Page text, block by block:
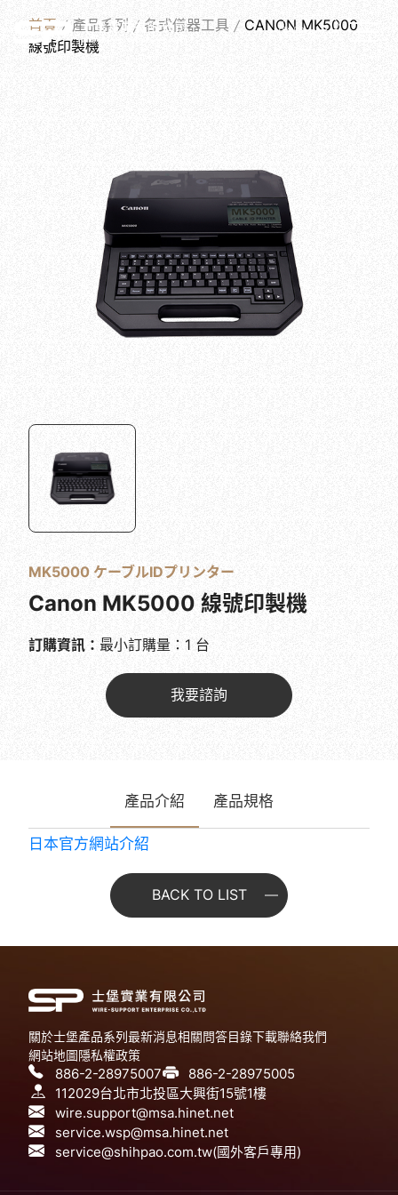
繁體中文
PRODUCTS
首頁 產品系列 各式儀器工具
CANON MK5000
線號印製機
MK5000 ケーブルIDプリンター
Canon MK5000 線號印製機
訂購資訊： 最小訂購量：1 台
我要諮詢
產品介紹 產品規格
日本官方網站介紹
BACK TO LIST
關於士堡產品系列最新消息相關問答目錄下載聯絡我們
網站地圖隱私權政策
886-2-28975007
886-2-28975005
112029台北市北投區大興街15號1樓
wire.support@msa.hinet.net
service.wsp@msa.hinet.net
service@shihpao.com.tw(國外客戶專用)